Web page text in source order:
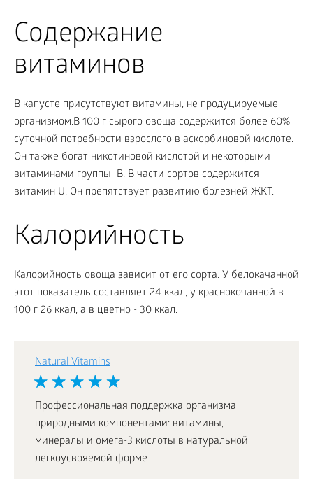
Содержание
витаминов
В капусте присутствуют витамины, не продуцируемые
организмом.В 100 г сырого овоща содержится более 60%
суточной потребности взрослого в аскорбиновой кислоте.
Он также богат никотиновой кислотой и некоторыми
витаминами группы В. В части сортов содержится
витамин U. Он препятствует развитию болезней ЖКТ.
Калорийность
Калорийность овоща зависит от его сорта. У белокачанной
этот показатель составляет 24 ккал, у краснокочанной в
100 г 26 ккал, а в цветно - 30 ккал.
Natural Vitamins
Профессиональная поддержка организма
природными компонентами: витамины,
минералы и омега-3 кислоты в натуральной
легкоусвояемой форме.